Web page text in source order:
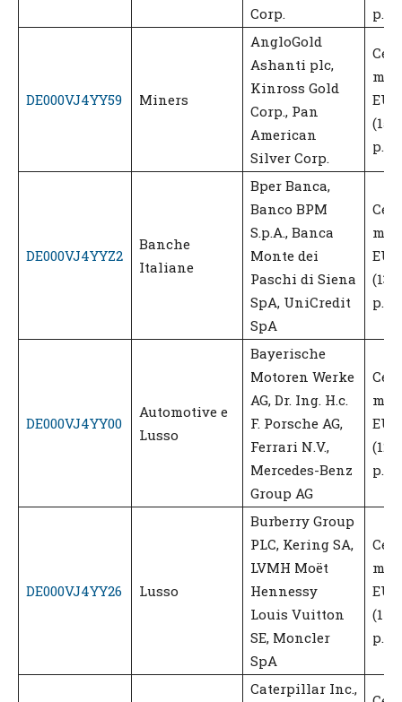
Corp.
p.a.)
DE000VJ4YY59 Miners
AngloGold
Ashanti plc,
Kinross Gold
Corp., Pan
American
Silver Corp.
EUR
p.a.)
DE000VJ4YYZ2
Banche
Italiane
Bper Banca,
Banco BPM
S.p.A., Banca
Monte dei
Paschi di Siena
SpA, UniCredit
SpA
EUR
p.a.)
DE000VJ4YY00
Automotive e
Lusso
Bayerische
Motoren Werke
AG, Dr. Ing. H.c.
F. Porsche AG,
Ferrari N.V.,
Mercedes-Benz
Group AG
EUR
p.a.)
DE000VJ4YY26 Lusso
Burberry Group
PLC, Kering SA,
LVMH Moët
Hennessy
Louis Vuitton
SE, Moncler
SpA
EUR
p.a.)
Caterpillar Inc.,